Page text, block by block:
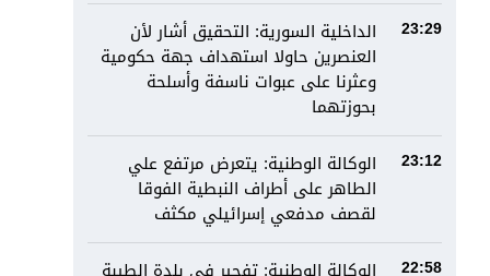
23:29
الداخلية السورية: التحقيق أشار لأن
العنصرين حاولا استهداف جهة حكومية
وعثرنا على عبوات ناسفة وأسلحة
بحوزتهما
23:12
الوكالة الوطنية: يتعرض مرتفع علي
الطاهر على أطراف النبطية الفوقا
لقصف مدفعي إسرائيلي مكثف
22:58